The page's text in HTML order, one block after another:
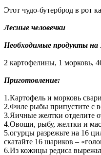
Этот чудо-бутерброд в рот
Лесные человечки
Необходимые продукты
2 картофелины, 1 морковь,
Приготовление:
1.Картофель и морковь
2.Филе рыбы припустите с
3.Яичные желтки отделите
4.Овощи, рыбу, желтки и
5.огурцы разрежьте на 16
скатайте 16 шариков –
6.Из кожицы редиса